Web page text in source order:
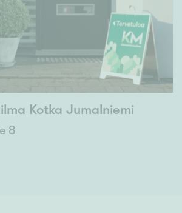
Kotka Jumalniemi
8